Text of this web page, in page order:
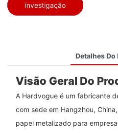
investigação
Detalhes
Visão Geral Do
A Hardvogue é um fabricante
com sede em Hangzhou,
papel metalizado para